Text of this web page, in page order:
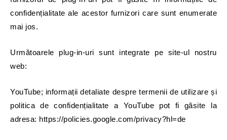
confidențialitate ale acestor furnizori care sunt enumerate
mai jos.
Următoarele plug-in-uri sunt integrate pe site-ul nostru
web:
YouTube; informații detaliate despre termenii de utilizare și
politica de confidențialitate a YouTube pot fi găsite la
adresa: https://policies.google.com/privacy?hl=de